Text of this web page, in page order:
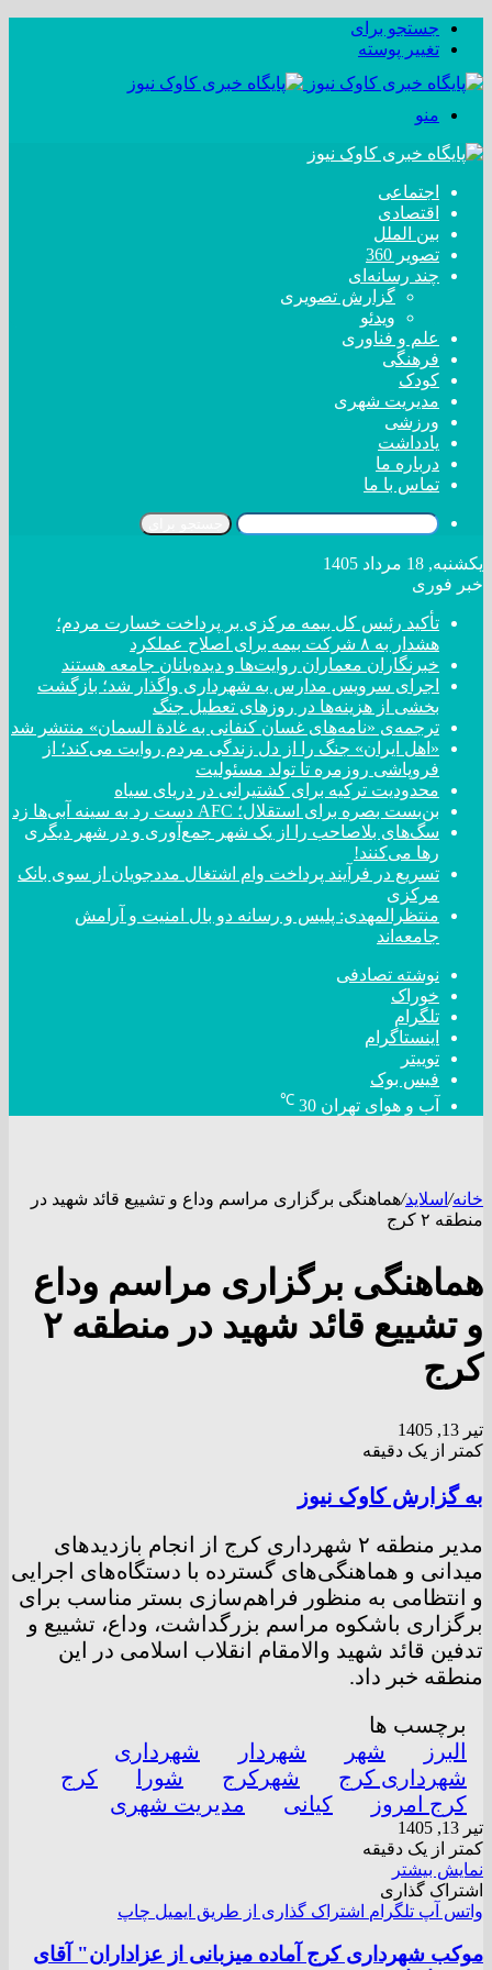
جستجو برای
تغییر پوسته
منو
اجتماعی
اقتصادی
بین الملل
تصویر 360
چند رسانه‌ای
گزارش تصویری
ویدئو
علم و فناوری
فرهنگی
کودک
مدیریت شهری
ورزشی
یادداشت
درباره ما
تماس با ما
یکشنبه, 18 مرداد 1405
خبر فوری
تأکید رئیس کل بیمه مرکزی بر پرداخت خسارت مردم؛
هشدار به ۸ شرکت‌ بیمه برای اصلاح عملکرد
خبرنگاران معماران روایت‌ها و دیده‌بانان جامعه هستند
اجرای سرویس مدارس به شهرداری واگذار شد؛ بازگشت
بخشی از هزینه‌ها در روزهای تعطیل جنگ
ترجمه‌ی «نامه‌های غسان کنفانی به غادة السمان» منتشر شد
«اهل ایران» جنگ را از دل زندگی مردم روایت می‌کند؛ از
فروپاشی روزمره تا تولد مسئولیت
محدودیت ترکیه برای کشتیرانی در دریای سیاه
بن‌بست بصره برای استقلال؛ AFC دست رد به سینه آبی‌ها زد
سگ‌های بلاصاحب را از یک شهر جمع‌آوری و در شهر دیگری
رها می‌کنند!
تسریع در فرآیند پرداخت وام اشتغال مددجویان از سوی بانک
مرکزی
منتظرالمهدی: پلیس و رسانه دو بال امنیت و آرامش
جامعه‌اند
نوشته تصادفی
خوراک
تلگرام
اینستاگرام
توییتر
فیس بوک
آب و هوای تهران 30
℃
خانه/ اسلاید/هماهنگی برگزاری مراسم وداع و تشییع قائد شهید در
منطقه ۲ کرج
هماهنگی برگزاری مراسم وداع
و تشییع قائد شهید در منطقه ۲
کرج
تیر 13, 1405
کمتر از یک دقیقه
به گزارش کاوک نیوز
مدیر منطقه ۲ شهرداری کرج از انجام بازدیدهای
میدانی و هماهنگی‌های گسترده با دستگاه‌های اجرایی
و انتظامی به منظور فراهم‌سازی بستر مناسب برای
برگزاری باشکوه مراسم بزرگداشت، وداع، تشییع و
تدفین قائد شهید والامقام انقلاب اسلامی در این
منطقه خبر داد.
برچسب ها
البرز
شهر شهردار
شهرداری
شهرداری کرج
شهرکرج شورا
کرج
کرج امروز
کیانی مدیریت شهری
تیر 13, 1405
کمتر از یک دقیقه
نمایش بیشتر
اشتراک گذاری
واتس آپ تلگرام اشتراک گذاری از طریق ایمیل چاپ
موکب شهرداری کرج آماده میزبانی از عزاداران" آقای